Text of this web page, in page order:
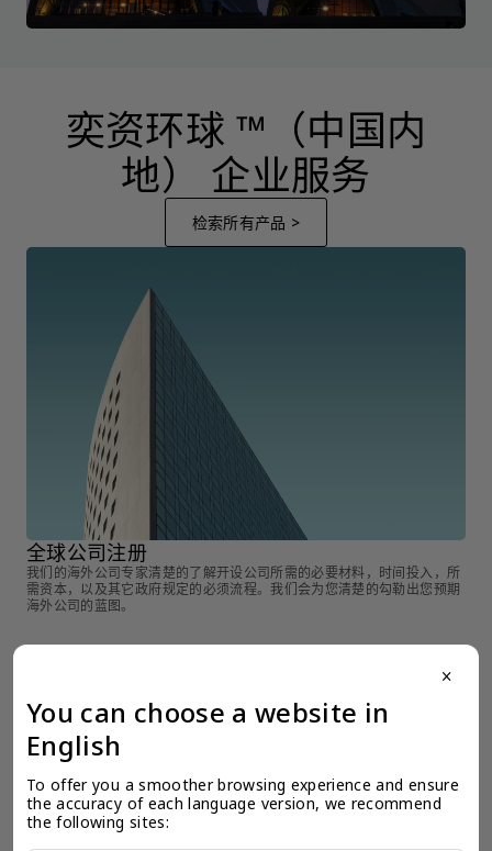
奕资环球 ™（中国内
地） 企业服务
检索所有产品 >
全球公司注册
我们的海外公司专家清楚的了解开设公司所需的必要材料，时间投入，所
需资本，以及其它政府规定的必须流程。我们会为您清楚的勾勒出您预期
海外公司的蓝图。
检索产品 >
close
You can choose a website in
English
To offer you a smoother browsing experience and ensure
the accuracy of each language version, we recommend
the following sites: